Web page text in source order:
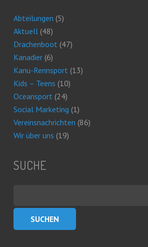
Abteilungen (5)
Aktuell(48)
Drachenboot(47)
Kanadier(6)
Kanu-Rennsport(13)
Kids – Teens (10)
Oceansport(24)
Social Marketing (1)
Vereinsnachrichten (86)
Wir über uns (19)
SUCHE